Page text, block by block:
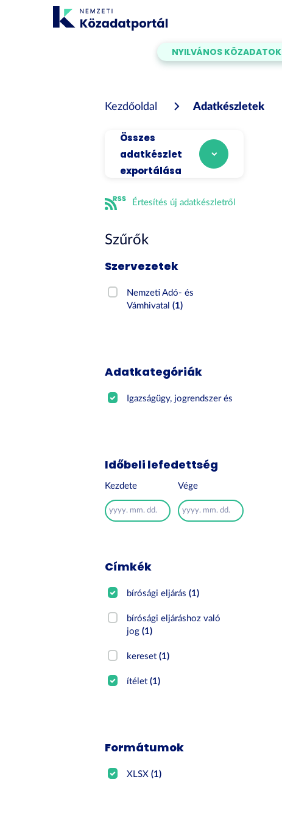
NYILVÁNOS KÖZADATOK
Kezdőoldal Adatkészletek
Összes
adatkészlet
exportálása
Értesítés új adatkészletről
Szűrők
Szervezetek
Nemzeti Adó- és
Vámhivatal(1)
Adatkategóriák
Igazságügy, jogrendszer és ...
Időbeli lefedettség
Kezdete Vége
Címkék
bírósági eljárás(1)
bírósági eljáráshoz való
jog(1)
kereset(1)
ítélet(1)
Formátumok
XLSX(1)